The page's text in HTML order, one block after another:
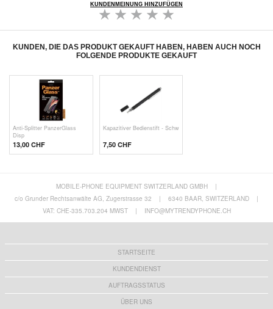
KUNDENMEINUNG HINZUFÜGEN
KUNDEN, DIE DAS PRODUKT GEKAUFT HABEN, HABEN AUCH NOCH
FOLGENDE PRODUKTE GEKAUFT
Anti-Splitter PanzerGlass
Disp
13,00 CHF
Kapazitiver Bedienstift - Schw
7,50 CHF
MOBILE-PHONE EQUIPMENT SWITZERLAND GMBH
|
c/o Grunder Rechtsanwälte AG, Zugerstrasse 32
| 6340 BAAR, SWITZERLAND
|
VAT: CHE-335.703.204 MWST
| INFO@MYTRENDYPHONE.CH
STARTSEITE
KUNDENDIENST
AUFTRAGSSTATUS
ÜBER UNS